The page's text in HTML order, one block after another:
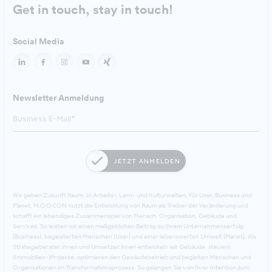
Get in touch, stay in touch!
Social Media
Newsletter Anmeldung
JETZT ANMELDEN
Wir geben Zukunft Raum. In Arbeits-, Lern- und Kulturwelten. Für User, Business und
Planet. M.O.O.CON nutzt die Entwicklung von Raum als Treiber der Veränderung und
schafft ein lebendiges Zusammenspiel von Mensch, Organisation, Gebäude und
Services. So leisten wir einen maßgeblichen Beitrag zu Ihrem Unternehmenserfolg
(Business), begeisterten Menschen (User) und einer lebenswerten Umwelt (Planet). Als
Strategieberater:innen und Umsetzer:innen entwickeln wir Gebäude, steuern
(Immobilien-)Projekte, optimieren den Gebäudebetrieb und begleiten Menschen und
Organisationen im Transformationsprozess. So gelangen Sie von Ihrer Intention zum